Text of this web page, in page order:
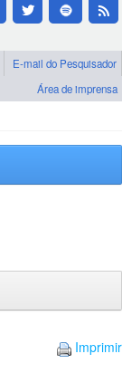
E-mail do Pesquisador
Área de imprensa
Imprimir